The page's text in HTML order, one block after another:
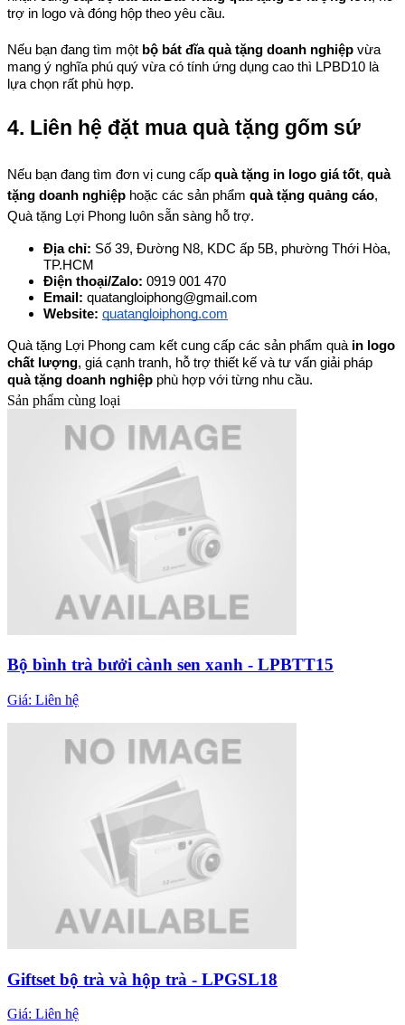
trợ in logo và đóng hộp theo yêu cầu.
Nếu bạn đang tìm một bộ bát đĩa quà tặng doanh nghiệp vừa
mang ý nghĩa phú quý vừa có tính ứng dụng cao thì LPBD10 là
lựa chọn rất phù hợp.
4. Liên hệ đặt mua quà tặng gốm sứ
Nếu bạn đang tìm đơn vị cung cấp quà tặng in logo giá tốt, quà
tặng doanh nghiệp hoặc các sản phẩm quà tặng quảng cáo,
Quà tặng Lợi Phong luôn sẵn sàng hỗ trợ.
Địa chỉ: Số 39, Đường N8, KDC ấp 5B, phường Thới Hòa,
TP.HCM
Điện thoại/Zalo: 0919 001 470
Email: quatangloiphong@gmail.com
Website: quatangloiphong.com
Quà tặng Lợi Phong cam kết cung cấp các sản phẩm quà in logo
chất lượng
quà tặng doanh nghiệp phù hợp với từng nhu cầu.
Sản phẩm cùng loại
Bộ bình trà bưởi cành sen xanh - LPBTT15
Giá: Liên hệ
Giftset bộ trà và hộp trà - LPGSL18
Giá: Liên hệ